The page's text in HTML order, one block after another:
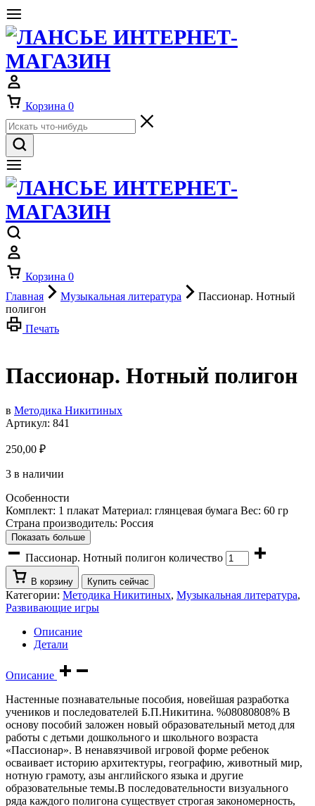
Корзина 0
Корзина 0
Главная
Музыкальная литература
Пассионар. Нотный
полигон
Печать
Пассионар. Нотный полигон
в Методика Никитиных
Артикул: 841
250,00 ₽
3 в наличии
Особенности
Комплект: 1 плакат Материал: глянцевая бумага Вес: 60 гр
Страна производитель: Россия
Показать больше
Пассионар. Нотный полигон количество
В корзину Купить сейчас
Категории: Методика Никитиных, Музыкальная литература,
Развивающие игры
Описание
Детали
Описание
Настенные познавательные пособия, новейшая разработка
учеников и последователей Б.П.Никитина. %08080808% В
основу пособий заложен новый образовательный метод для
работы с детьми дошкольного и школьного возраста
«Пассионар». В ненавязчивой игровой форме ребенок
осваивает историю архитектуры, географию, животный мир,
нотную грамоту, азы английского языка и другие
образовательные темы.В последовательности визуального
ряда каждого полигона существует строгая закономерность,